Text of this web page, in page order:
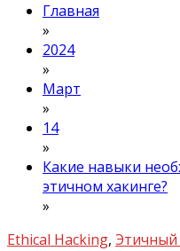
Главная
»
2024
»
Март
»
14
»
Какие навыки
этичном хакинге?
»
Ethical Hacking, Этичный